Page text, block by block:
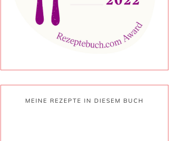
MEINE REZEPTE IN DIESEM BUCH